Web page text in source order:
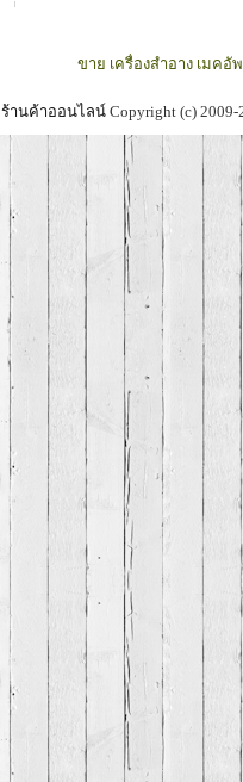
ขาย เครื่องสำอาง เมค
ร้านค้าออนไลน์Copyright (c)